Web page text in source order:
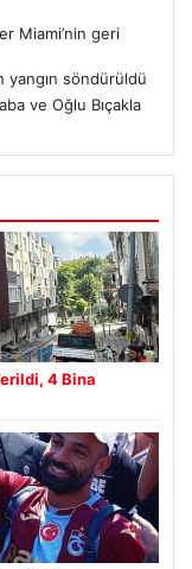
Miami’nin geri
yangın söndürüldü
ve Oğlu Bıçakla
4 Bina